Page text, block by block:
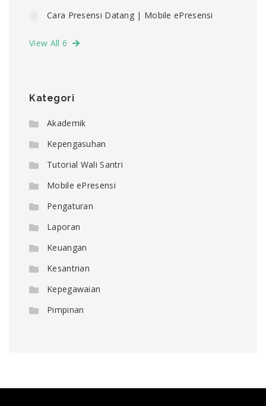
Cara Presensi Datang | Mobile ePresensi
View All 6
Kategori
Akademik
Kepengasuhan
Tutorial Wali Santri
Mobile ePresensi
Pengaturan
Laporan
Keuangan
Kesantrian
Kepegawaian
Pimpinan